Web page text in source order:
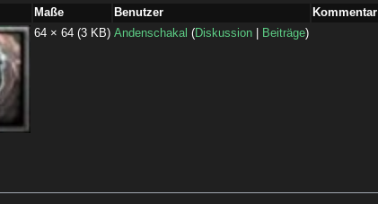
Maße Benutzer
Kommentar
64 × 64(3 KB) Andenschakal (Diskussion Beiträge)